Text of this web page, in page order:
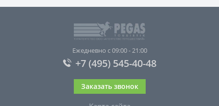
Ежедневно с 09:00 - 21:00
+7 (495) 545-40-48
Заказать звонок